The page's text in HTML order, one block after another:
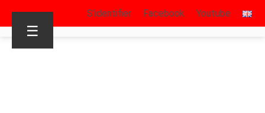
S’identifier Facebook Youtube
☰